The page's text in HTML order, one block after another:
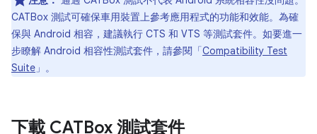
CATBox 測試可確保車用裝置上參考應用程式的功能和效能。為確
保與 Android 相容，建議執行 CTS 和 VTS 等測試套件。如要進一
步瞭解 Android 相容性測試套件，請參閱「Compatibility Test
Suite 」。
下載 CATBox 測試套件